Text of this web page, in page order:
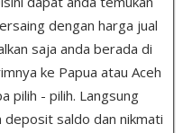
dengan harga jual
saja anda berada di
ke Papua atau Aceh
pilih - pilih. Langsung
saldo dan nikmati